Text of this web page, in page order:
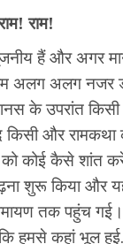
राम!
हैं और अगर
हम अलग अलग
के उपरांत
किसी और
कोई कैसे शांत
शुरू किया और
तक पहुंच
हमसे कहां भूल